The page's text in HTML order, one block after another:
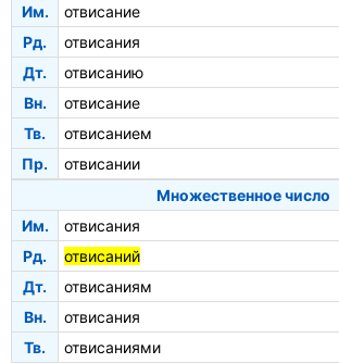
Им.
отвисание
Рд.
отвисания
Дт.
отвисанию
Вн.
отвисание
Тв.
отвисанием
Пр.
отвисании
Множественное число
Им.
отвисания
Рд.
отвисаний
Дт.
отвисаниям
Вн.
отвисания
Тв.
отвисаниями